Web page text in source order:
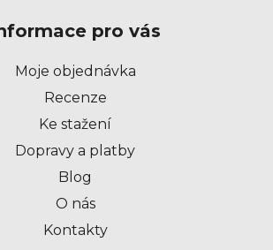
pro vás
Moje objednávka
Recenze
Ke stažení
Dopravy a platby
Blog
O nás
Kontakty